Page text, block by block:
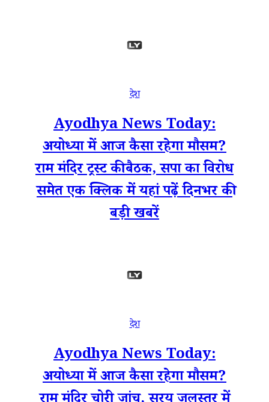
देश
Ayodhya News Today:
अयोध्या में आज कैसा रहेगा मौसम?
राम मंदिर ट्रस्ट की बैठक, सपा का विरोध
समेत एक क्लिक में यहां पढ़ें दिनभर की
बड़ी खबरें
देश
Ayodhya News Today:
अयोध्या में आज कैसा रहेगा मौसम?